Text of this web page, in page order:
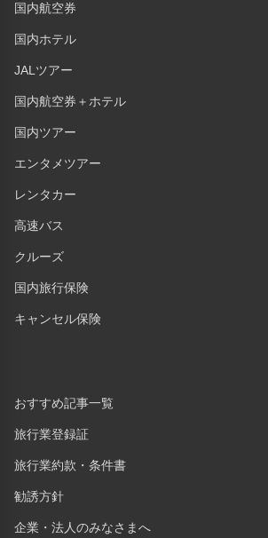
国内航空券
国内ホテル
JALツアー
国内航空券＋ホテル
国内ツアー
エンタメツアー
レンタカー
高速バス
クルーズ
国内旅行保険
キャンセル保険
おすすめ記事一覧
旅行業登録証
旅行業約款・条件書
勧誘方針
企業・法人のみなさまへ